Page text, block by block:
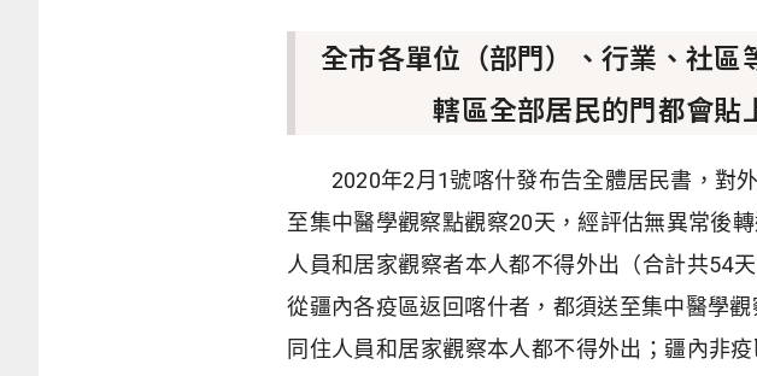
全市各單位（部門）、行業、社
轄區全部居民的門都會貼
2020年2月 1號喀什發布告全體居民書，對
至集中醫學觀察點觀察20天，經評估無異常後
人員和居家觀察者本人都不得外出（合計共54
從疆內各疫區返回喀什者，都須送至集中醫學觀
同住人員和居家觀察本人都不得外出；疆內非